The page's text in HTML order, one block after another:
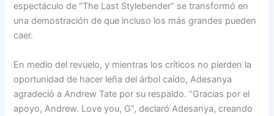
espectáculo de “The Last Stylebender” se transformó en
una demostración de que incluso los más grandes pueden
caer.
En medio del revuelo, y mientras los críticos no pierden la
oportunidad de hacer leña del árbol caído, Adesanya
agradeció a Andrew Tate por su respaldo. “Gracias por el
apoyo, Andrew. Love you, G”, declaró Adesanya, creando